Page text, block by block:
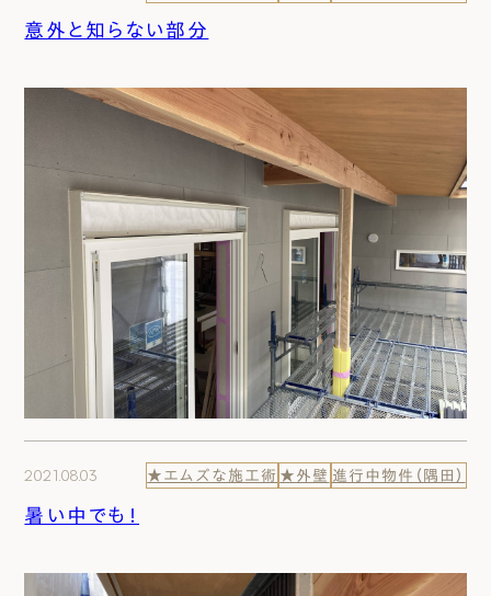
意外と知らない部分
2021.08.03 ★エムズな施工術 ★外壁 進行中物件（隅田）
暑い中でも！